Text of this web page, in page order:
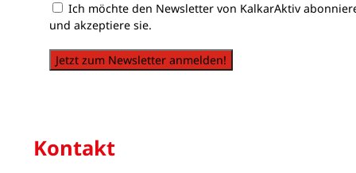
Ich möchte den Newsletter von KalkarAktiv
und akzeptiere sie.
Jetzt zum Newsletter anmelden!
Kontakt